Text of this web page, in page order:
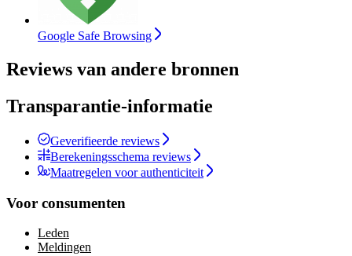
Google Safe Browsing
Reviews van andere bronnen
Transparantie-informatie
Geverifieerde reviews
Berekeningsschema reviews
Maatregelen voor authenticiteit
Voor consumenten
Leden
Meldingen